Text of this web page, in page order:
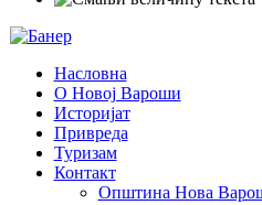
Насловна
О Новој Вароши
Историјат
Привреда
Туризам
Контакт
Општина Нова